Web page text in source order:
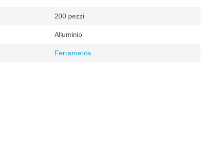
200 pezzi
Alluminio
Ferramenta